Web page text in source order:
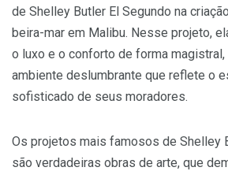
de Shelley Butler El Segundo na
beira-mar em Malibu. Nesse projeto,
o luxo e o conforto de forma magistral,
ambiente deslumbrante que reflete o
sofisticado de seus moradores.
Os projetos mais famosos de Shelley
são verdadeiras obras de arte, que